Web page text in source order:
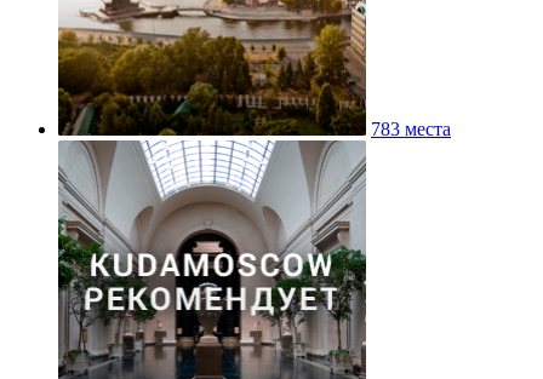
783 места